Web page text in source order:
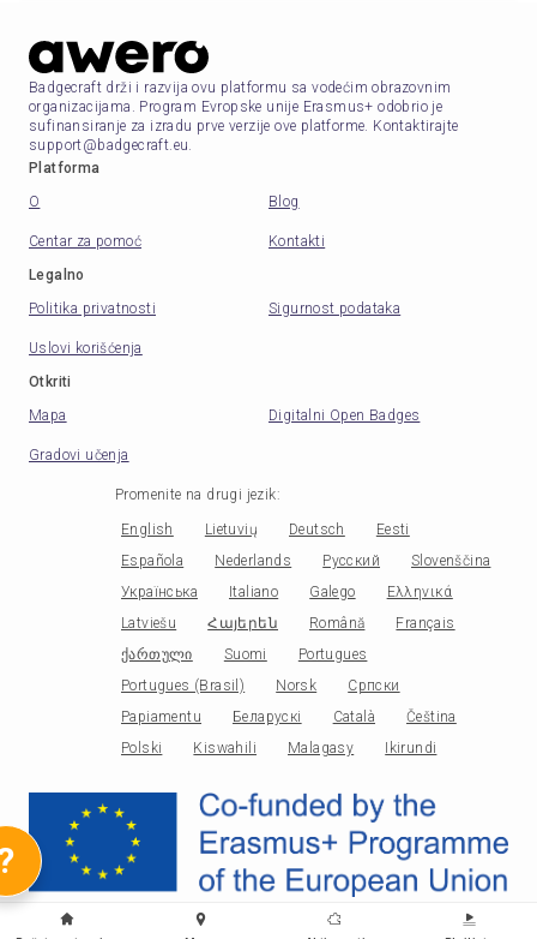
Badgecraft drži i razvija ovu platformu sa vodećim obrazovnim
organizacijama. Program Evropske unije Erasmus+ odobrio je
sufinansiranje za izradu prve verzije ove platforme. Kontaktirajte
support@badgecraft.eu.
Platforma
O
Blog
Centar za pomoć
Kontakti
Legalno
Politika privatnosti
Sigurnost podataka
Uslovi korišćenja
Otkriti
Mapa
Digitalni Open Badges
Gradovi učenja
Promenite na drugi jezik:
English Lietuvių Deutsch
Eesti
Española
Nederlands Русский
Slovenščina
Українська
Italiano Galego
Ελληνικά
Latviešu
Հայերեն Română
Français
ქართული
Suomi
Portugues
Portugues (Brasil)
Norsk
Српски
Papiamentu
Беларускі Català
Čeština
Polski
Kiswahili Malagasy Ikirundi